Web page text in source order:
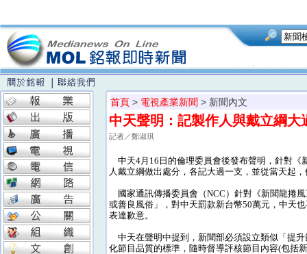
首頁 > 電視產業新聞 > 新聞內文
中天聲明：記製作人與戴立綱大
記者／鄭淑琪
中天4月16日的倫理委員會後發布聲明，針對《
人戴立綱做出處分，各記大過一支，並從當天起
國家通訊傳播委員會（NCC）針對《新聞龍捲
或善良風俗」，對中天罰款新台幣50萬元，中天
表達歉意。
中天在聲明中提到，新聞部必須設立類似「提
化節目品質的標準，隨時督導評核節目內容(包括